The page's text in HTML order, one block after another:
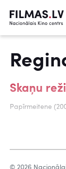
Skaņu
Papīrmeitene
© 2026